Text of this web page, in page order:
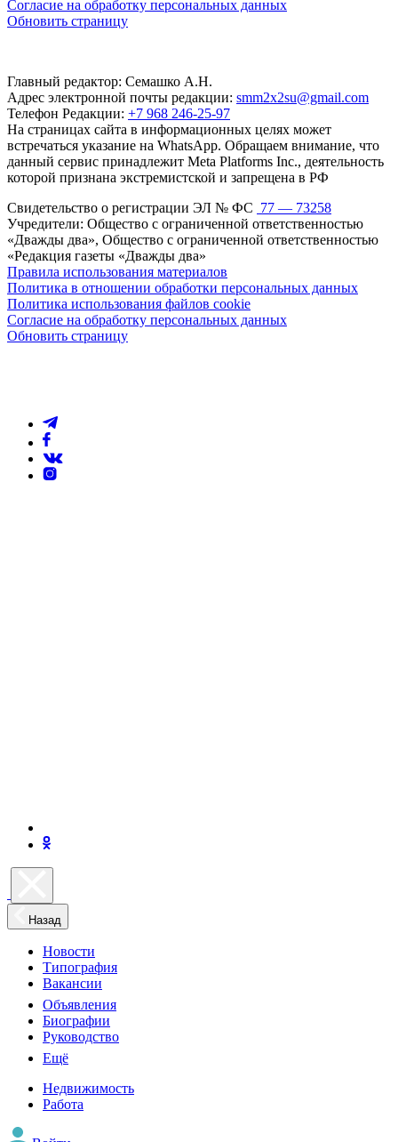
Согласие на обработку персональных данных
Обновить страницу
Главный редактор: Семашко А.Н.
Адрес электронной почты редакции: smm2x2su@gmail.com
Телефон Редакции: +7 968 246-25-97
На страницах сайта в информационных целях может
встречаться указание на WhatsApp. Обращаем внимание, что
данный сервис принадлежит Meta Platforms Inc., деятельность
которой признана экстремистской и запрещена в РФ
Свидетельство о регистрации ЭЛ № ФС 77 — 73258
Учредители: Общество с ограниченной ответственностью
«Дважды два», Общество с ограниченной ответственностью
«Редакция газеты «Дважды два»
Правила использования материалов
Политика в отношении обработки персональных данных
Политика использования файлов cookie
Согласие на обработку персональных данных
Обновить страницу
Назад
Новости
Типография
Вакансии
Объявления
Биографии
Руководство
Ещё
Недвижимость
Работа